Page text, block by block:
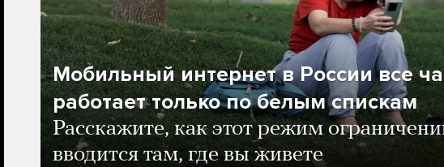
Мобильный интернет в России все
работает только по белым спискам
Расскажите, как этот режим
вводится там, где вы живете